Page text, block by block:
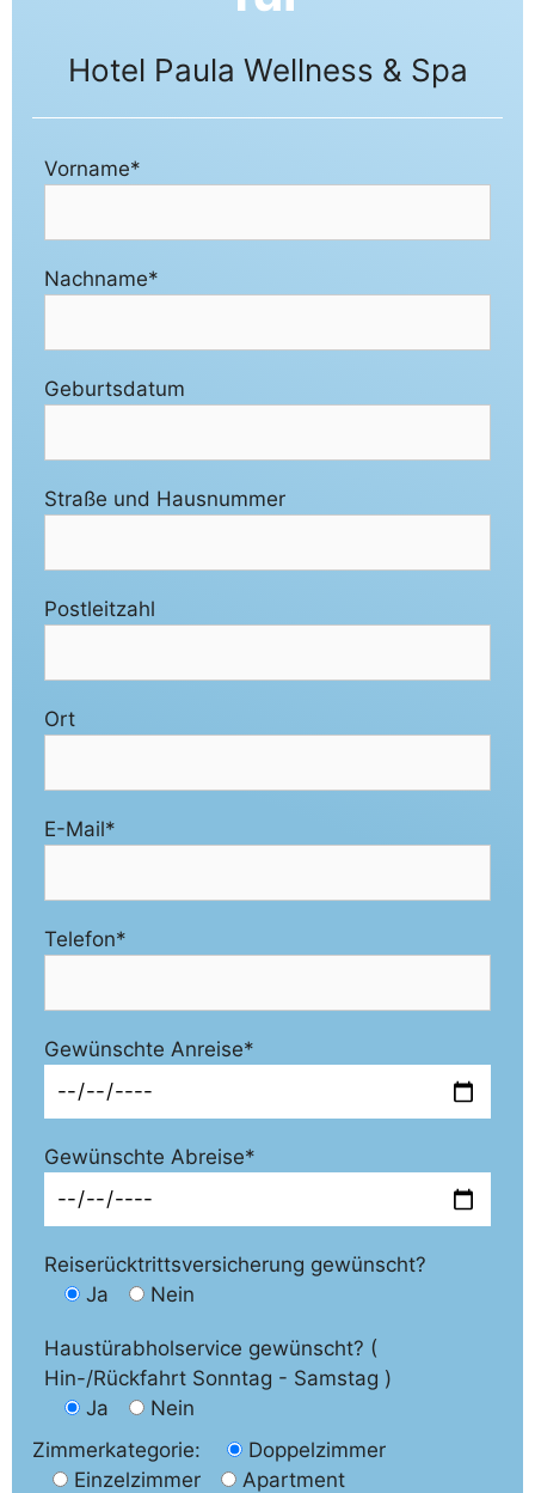
Hotel Paula Wellness & Spa
Vorname*
Nachname*
Geburtsdatum
Straße und Hausnummer
Postleitzahl
Ort
E-Mail*
Telefon*
Gewünschte Anreise*
Gewünschte Abreise*
Reiserücktrittsversicherung gewünscht?
Ja
Nein
Haustürabholservice gewünscht? (
Hin-/Rückfahrt Sonntag - Samstag )
Ja
Nein
Zimmerkategorie:
Doppelzimmer
Einzelzimmer
Apartment